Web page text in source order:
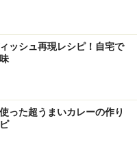
ッシュ再現レシピ！自宅で
った超うまいカレーの作り